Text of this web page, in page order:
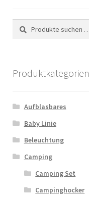
Suchen
nach:
Suchen
Produktkategorien
Aufblasbares
Baby Linie
Beleuchtung
Camping
Camping Set
Campinghocker